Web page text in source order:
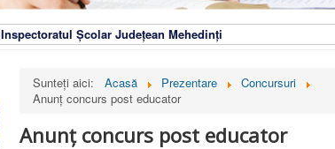
Inspectoratul Școlar Județean Mehedinți
Sunteți aici: Acasă Prezentare
Concursuri
Anunț concurs post educator
Anunț concurs post educator